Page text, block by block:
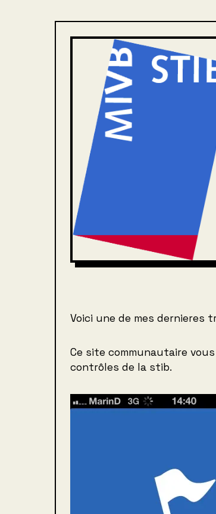
Voici une de mes dernieres
Ce site communautaire
contrôles de la stib.